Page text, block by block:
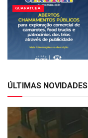
GUARATUBA
ÚLTIMAS NOVIDADES